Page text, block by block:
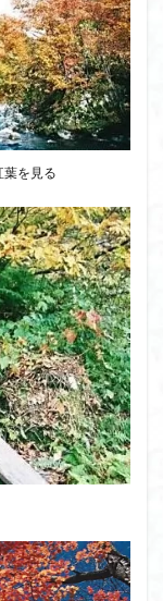
を見る
ン
奥穂高岳
山
埼玉
神社
噴気
名峰
津
山
千葉県
屋
夕張
奥秩父
奥利根
太郎坊山
念物
大谷嶺
大峰沼
中信州